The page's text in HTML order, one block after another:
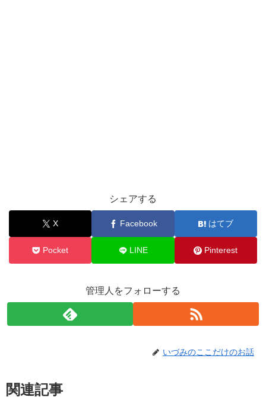
シェアする
X Facebook はてブ
Pocket LINE Pinterest
管理人をフォローする
いづみのここだけのお話
関連記事